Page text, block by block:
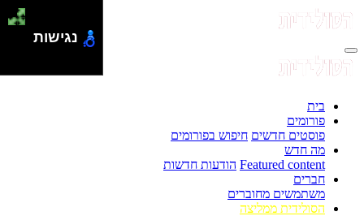
בית
פורומים
פוסטים חדשים חיפוש בפורומים
מה חדש
Featured content הודעות חדשות
חברים
משתמשים מחוברים
הסולידית ממליצה
נגישות